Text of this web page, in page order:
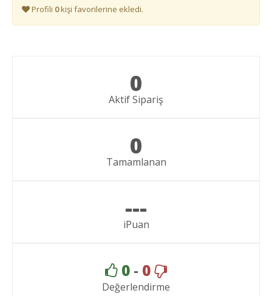
Profili 0kişi favorilerine ekledi.
0
Aktif Sipariş
0
Tamamlanan
---
iPuan
0 - 0
Değerlendirme